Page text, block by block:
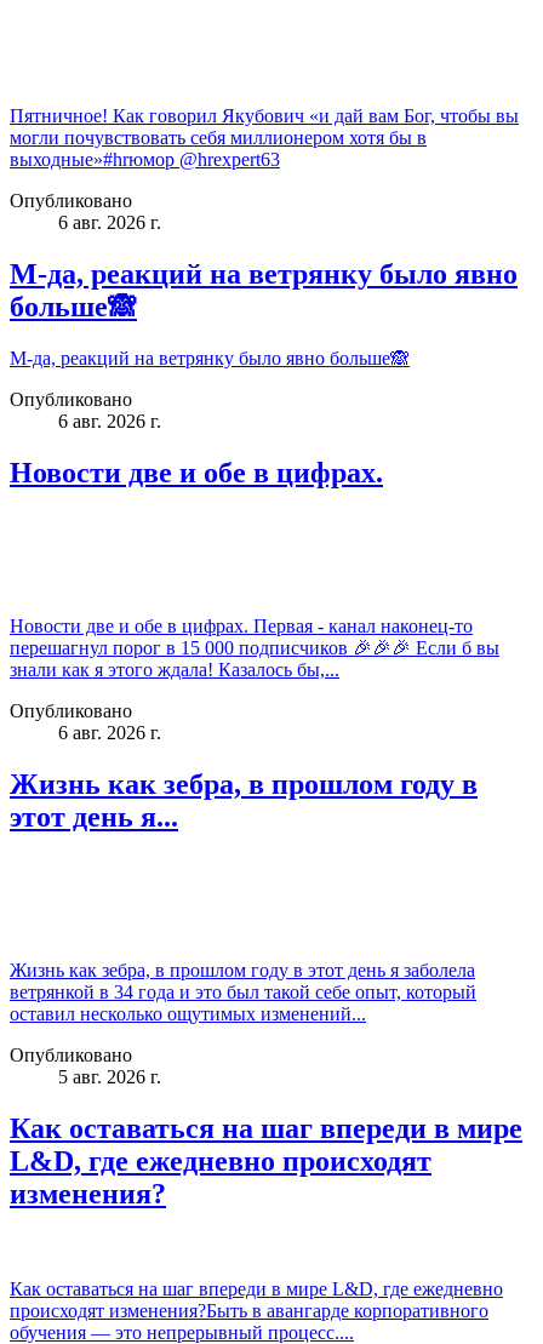
Пятничное! Как говорил Якубович «и дай вам Бог, чтобы вы
могли почувствовать себя миллионером хотя бы в
выходные»#hrюмор @hrexpert63
Опубликовано
6 авг. 2026 г.
М-да, реакций на ветрянку было явно
больше🙈
М-да, реакций на ветрянку было явно больше🙈
Опубликовано
6 авг. 2026 г.
Новости две и обе в цифрах.
Новости две и обе в цифрах. Первая - канал наконец-то
перешагнул порог в 15 000 подписчиков 🎉🎉🎉 Если б вы
знали как я этого ждала! Казалось бы,...
Опубликовано
6 авг. 2026 г.
Жизнь как зебра, в прошлом году в
этот день я...
Жизнь как зебра, в прошлом году в этот день я заболела
ветрянкой в 34 года и это был такой себе опыт, который
оставил несколько ощутимых изменений...
Опубликовано
5 авг. 2026 г.
Как оставаться на шаг впереди в мире
L&D, где ежедневно происходят
изменения?
Как оставаться на шаг впереди в мире L&D, где ежедневно
происходят изменения?Быть в авангарде корпоративного
обучения — это непрерывный процесс....